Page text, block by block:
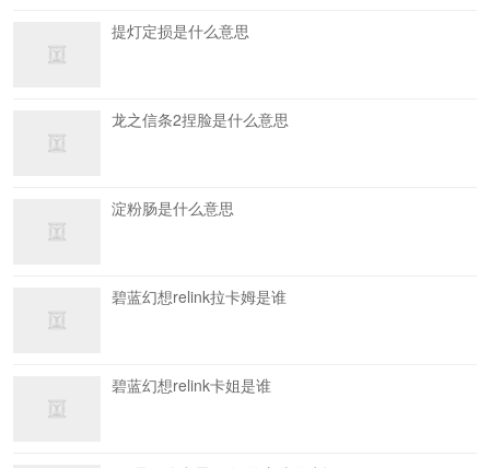
提灯定损是什么意思
龙之信条2捏脸是什么意思
淀粉肠是什么意思
碧蓝幻想relink拉卡姆是谁
碧蓝幻想relink卡姐是谁